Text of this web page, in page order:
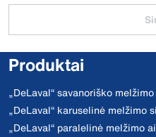
Produktai
„DeLaval“ savanoriško
„DeLaval“ karuselinė melžimo
„DeLaval“ paralelinė melžimo